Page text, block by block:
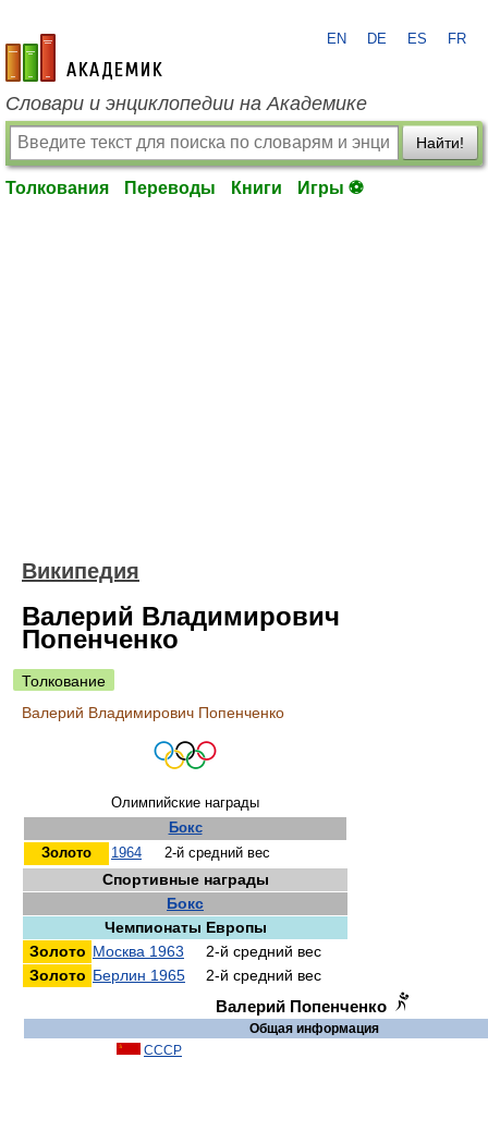
academic.ru
EN DE ES FR
Словари и энциклопедии на Академике
Найти!
Толкования Переводы Книги Игры ⚽
Википедия
Валерий Владимирович
Попенченко
Толкование
Валерий Владимирович Попенченко
Олимпийские награды
Бокс
Золото
1964 2-й средний вес
Спортивные награды
Бокс
Чемпионаты Европы
Золото Москва 1963
2-й средний вес
Золото Берлин 1965 2-й средний вес
Валерий Попенченко
Общая информация
СССР